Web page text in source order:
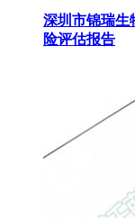
深圳市锦瑞生
险评估报告